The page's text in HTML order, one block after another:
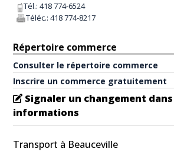
Tél.:418 774-6524
Téléc.:418 774-8217
Répertoire commerce
Consulter le répertoire commerce
Inscrire un commerce gratuitement
Signaler un changement
informations
Transport à Beauceville